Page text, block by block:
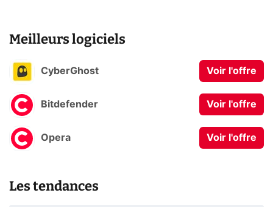
Meilleurs logiciels
CyberGhost Voir l'offre
Bitdefender Voir l'offre
Opera Voir l'offre
Les tendances